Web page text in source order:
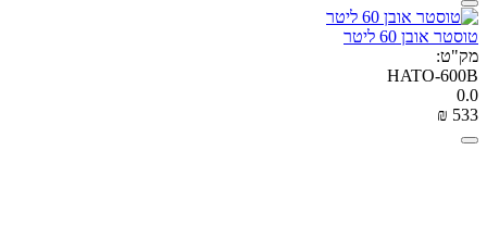
טוסטר אובן 60 ליטר
מק"ט:
HATO-600B
0.0
₪ ‍533‍